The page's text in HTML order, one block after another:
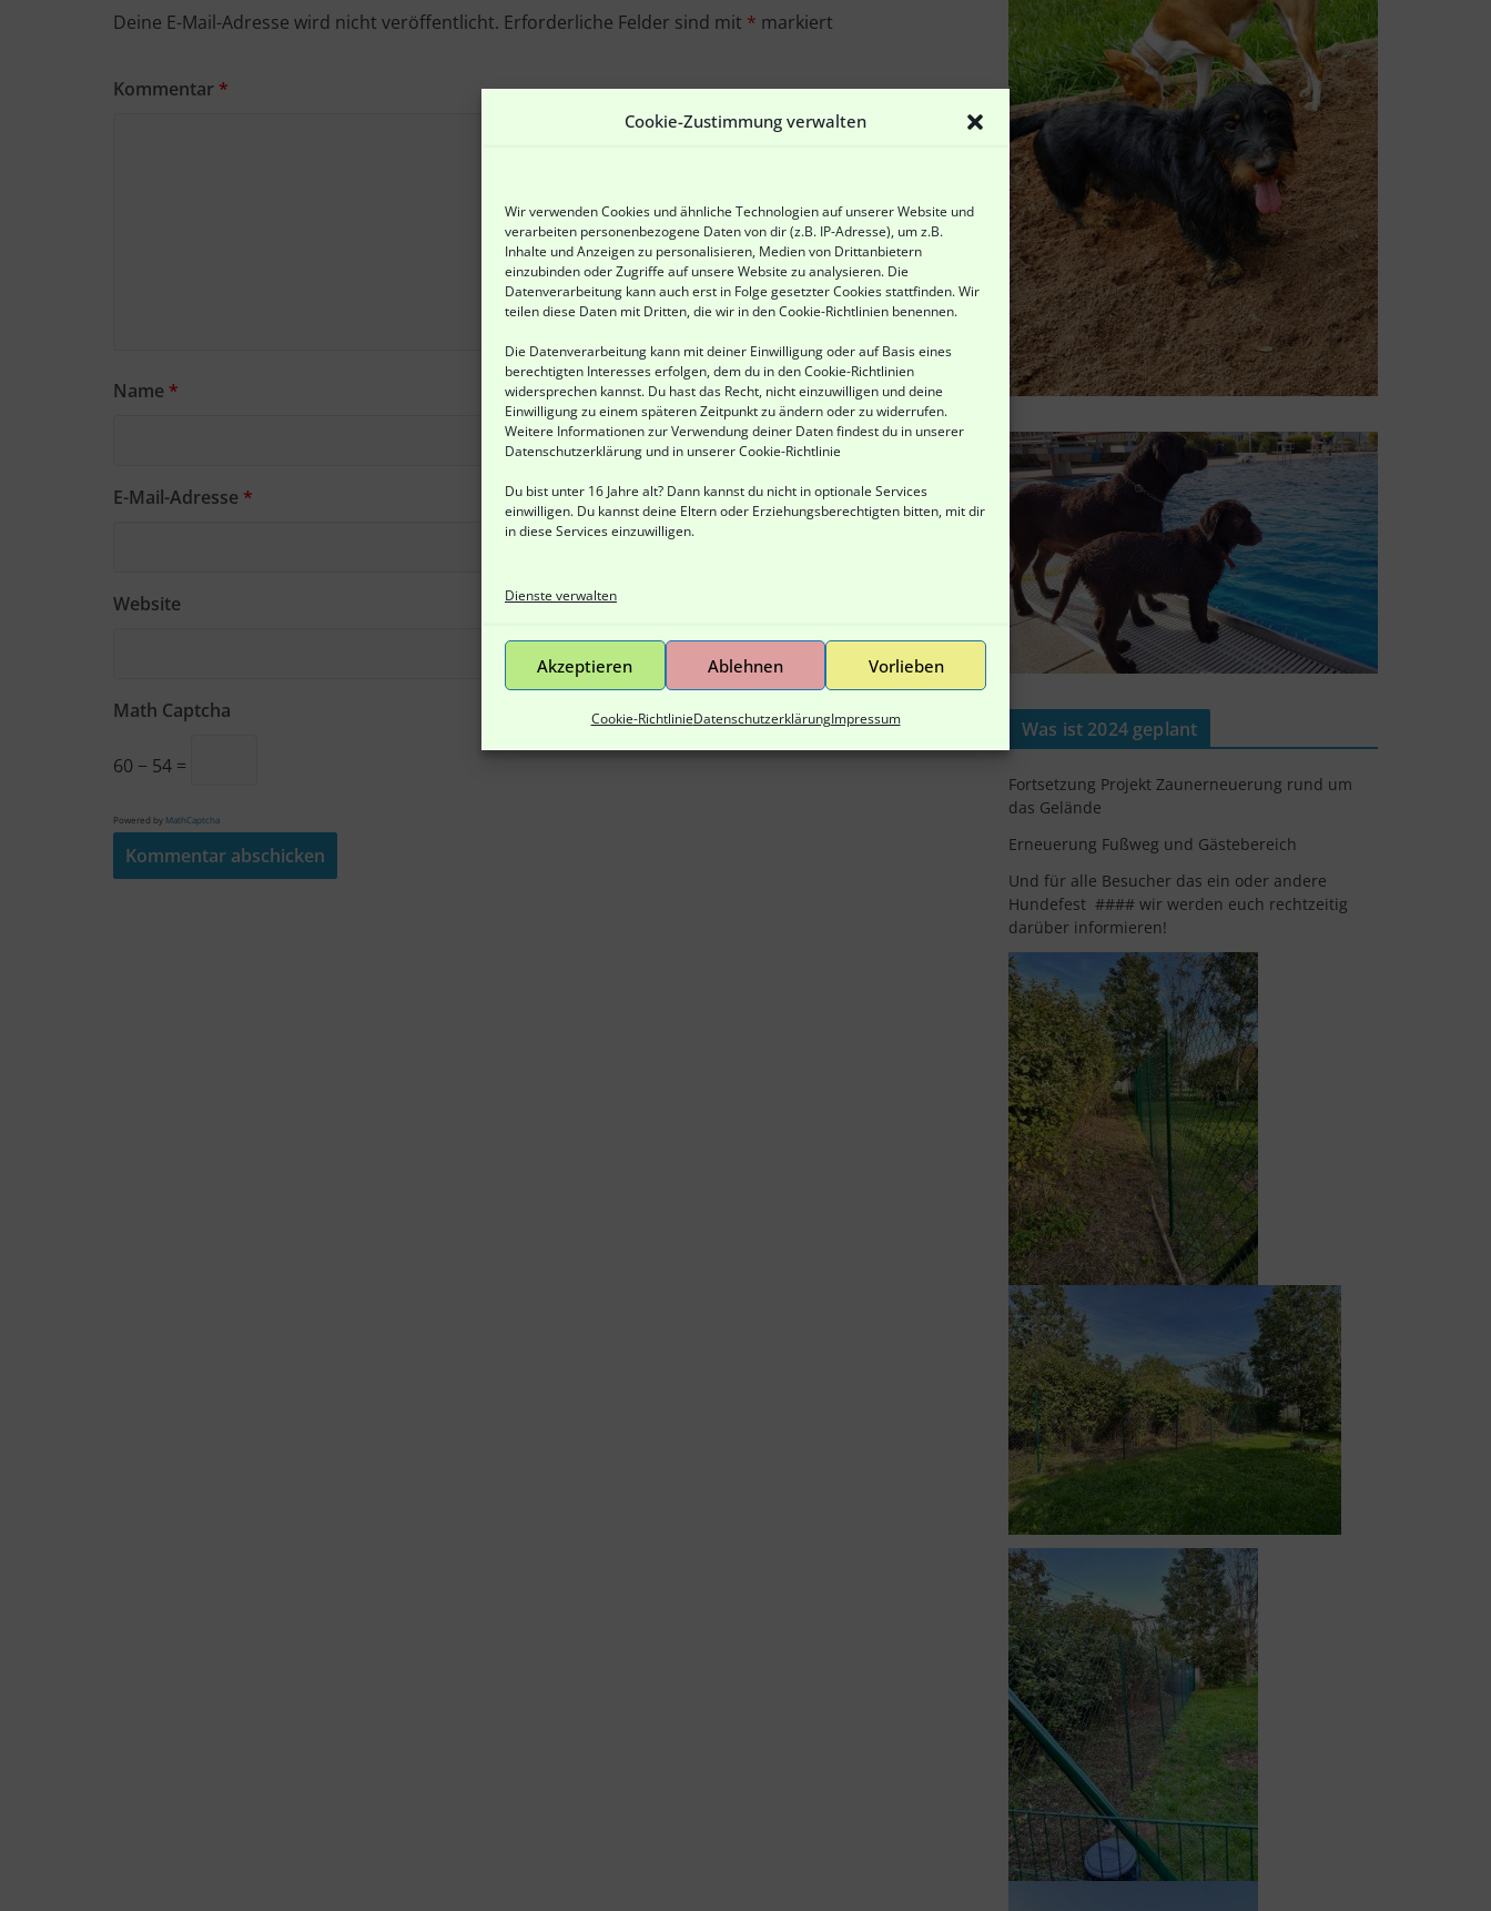
Cookie-Zustimmung verwalten
Wir verwenden Cookies und ähnliche Technologien auf unserer Website und
verarbeiten personenbezogene Daten von dir (z.B. IP-Adresse), um z.B.
Inhalte und Anzeigen zu personalisieren, Medien von Drittanbietern
einzubinden oder Zugriffe auf unsere Website zu analysieren. Die
Datenverarbeitung kann auch erst in Folge gesetzter Cookies stattfinden. Wir
teilen diese Daten mit Dritten, die wir in denCookie-Richtlinien benennen.
Die Datenverarbeitung kann mit deiner Einwilligung oder auf Basis eines
berechtigten Interesses erfolgen, dem du in denCookie-Richtlinien
widersprechen kannst. Du hast das Recht, nicht einzuwilligen und deine
Einwilligung zu einem späteren Zeitpunkt zu ändern oder zu widerrufen.
Weitere Informationen zur Verwendung deiner Daten findest du in unserer
Datenschutzerklärung und in unsererCookie-Richtlinie
Du bist unter 16 Jahre alt? Dann kannst du nicht in optionale Services
einwilligen. Du kannst deine Eltern oder Erziehungsberechtigten bitten, mit dir
in diese Services einzuwilligen.
Dienste verwalten
Akzeptieren Ablehnen Vorlieben
Cookie-RichtlinieDatenschutzerklärungImpressum
Deine E-Mail-Adresse wird nicht veröffentlicht. Erforderliche Felder sind mit * markiert
Kommentar *
Name *
E-Mail-Adresse *
Website
Math Captcha
60 − 54 =
Powered by MathCaptcha
Was ist 2024 geplant
Fortsetzung Projekt Zaunerneuerung rund um
das Gelände
Erneuerung Fußweg und Gästebereich
Und für alle Besucher das ein oder andere
Hundefest #### wir werden euch rechtzeitig
darüber informieren!